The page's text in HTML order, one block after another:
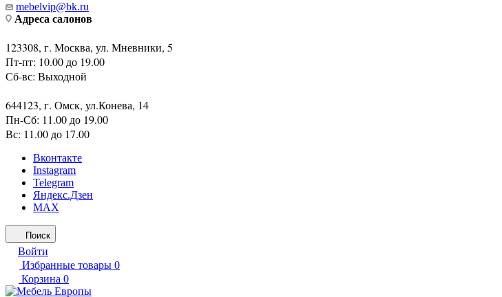
mebelvip@bk.ru
Адреса салонов
123308, г. Москва, ул. Мневники, 5
Пт-пт: 10.00 до 19.00
Сб-вс: Выходной
644123, г. Омск, ул.Конева, 14
Пн-Сб: 11.00 до 19.00
Вс: 11.00 до 17.00
Вконтакте
Instagram
Telegram
Яндекс.Дзен
MAX
Поиск
Войти
Избранные товары 0
Корзина 0